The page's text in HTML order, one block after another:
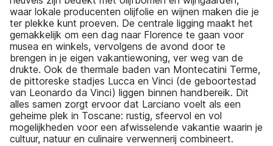
waar lokale producenten olijfolie en wijnen maken die je
ter plekke kunt proeven. De centrale ligging maakt het
gemakkelijk om een dag naar Florence te gaan voor
musea en winkels, vervolgens de avond door te
brengen in je eigen vakantiewoning, ver weg van de
drukte. Ook de thermale baden van Montecatini Terme,
de pittoreske stadjes Lucca en Vinci (de geboortestad
van Leonardo da Vinci) liggen binnen handbereik. Dit
alles samen zorgt ervoor dat Larciano voelt als een
geheime plek in Toscane: rustig, sfeervol en vol
mogelijkheden voor een afwisselende vakantie waarin je
cultuur, natuur en culinaire verwennerij combineert.